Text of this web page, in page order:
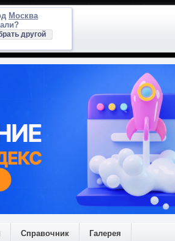
Москва
другой
Справочник Галерея